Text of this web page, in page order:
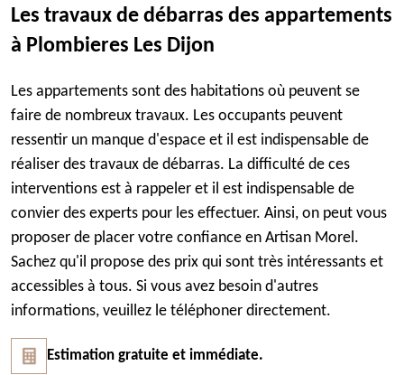
Les travaux de débarras des appartements
à Plombieres Les Dijon
Les appartements sont des habitations où peuvent se
faire de nombreux travaux. Les occupants peuvent
ressentir un manque d'espace et il est indispensable de
réaliser des travaux de débarras. La difficulté de ces
interventions est à rappeler et il est indispensable de
convier des experts pour les effectuer. Ainsi, on peut vous
proposer de placer votre confiance en Artisan Morel.
Sachez qu'il propose des prix qui sont très intéressants et
accessibles à tous. Si vous avez besoin d'autres
informations, veuillez le téléphoner directement.
Estimation gratuite et immédiate.